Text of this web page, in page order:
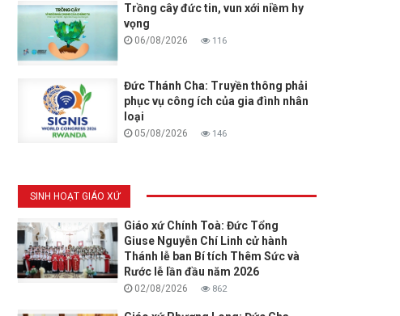
Trồng cây đức tin, vun xới niềm hy
vọng
06/08/2026 116
Đức Thánh Cha: Truyền thông phải
phục vụ công ích của gia đình nhân
loại
05/08/2026 146
SINH HOẠT GIÁO XỨ
Giáo xứ Chính Toà: Đức Tổng
Giuse Nguyễn Chí Linh cử hành
Thánh lễ ban Bí tích Thêm Sức và
Rước lễ lần đầu năm 2026
02/08/2026 862